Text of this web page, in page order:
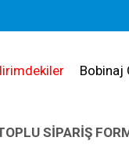
Bobinaj
SIPARIŞ